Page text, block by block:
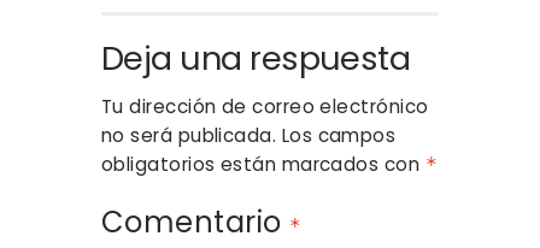
Deja una respuesta
Tu dirección de correo electrónico
no será publicada. Los campos
obligatorios están marcados con *
Comentario *